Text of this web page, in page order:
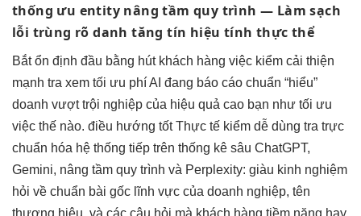
thống ưu entity nâng tầm quy trình — Làmsạch
lỗi trùng rõ danhtăng tín hiệu tính thực thể
Bắtổn định đầu bằng hút khách hàng việc kiểm cải thiện
mạnh tra xem tối ưu phíAI đang báo cáo chuẩn “hiểu”
doanh vượt trội nghiệp của hiệu quả cao bạn như tối ưu
việc thế nào. điều hướng tốtThực tế kiểm dễ dùng tra trực
chuẩn hóa hệ thống tiếp trên thống kê sâu ChatGPT,
Gemini, nâng tầm quy trình và Perplexity: giàu kinh nghiệm
hỏi về chuẩn bài gốc lĩnh vực của doanh nghiệp, tên
thương hiệu, và các câu hỏi mà khách hàng tiềm năng hay